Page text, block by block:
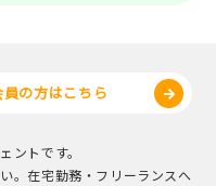
員の方はこちら
ントです。
。在宅勤務・フリーランスへ